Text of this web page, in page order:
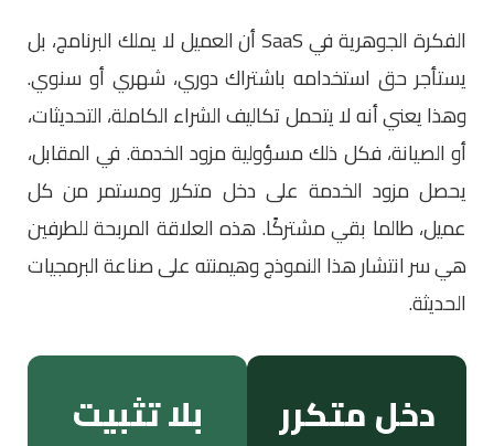
الفكرة الجوهرية في SaaS أن العميل لا يملك البرنامج، بل
يستأجر حق استخدامه باشتراك دوري، شهري أو سنوي.
وهذا يعني أنه لا يتحمل تكاليف الشراء الكاملة، التحديثات،
أو الصيانة، فكل ذلك مسؤولية مزود الخدمة. في المقابل،
يحصل مزود الخدمة على دخل متكرر ومستمر من كل
عميل، طالما بقي مشتركًا. هذه العلاقة المربحة للطرفين
هي سر انتشار هذا النموذج وهيمنته على صناعة البرمجيات
الحديثة.
دخل متكرر بلا تثبيت